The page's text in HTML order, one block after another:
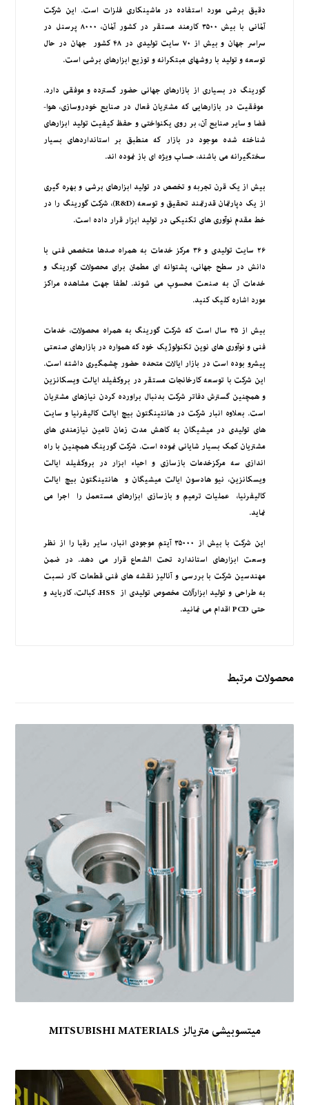
دقیق برشی مورد استفاده در ماشینکاری فلزات است. این شرکت
آلمانی با بیش ۳۵۰۰ کارمند مستقر در کشور آلمان، ۸۰۰۰ پرسنل در
سراسر جهان و بیش از ۷۰ سایت تولیدی در ۴۸ کشور جهان در حال
توسعه و تولید با روشهای مبتکرانه و توزیع ابزارهای برشی است.
گورینگ در بسیاری از بازارهای جهانی حضور گسترده و موفقی دارد.
موفقیت در بازارهایی که مشتریان فعال در صنایع خودروسازی، هوا-
فضا و سایر صنایع آن، بر روی یکنواختی و حفظ کیفیت تولید ابزارهای
شناخته شده موجود در بازار که منطبق بر استانداردهای بسیار
سختگیرانه می باشند، حساب ویژه ای باز نموده اند.
بیش از یک قرن تجربه و تخصص در تولید ابزارهای برشی و بهره گیری
از یک دپارتمان قدرتمند تحقیق و توسعه (R&D)، شرکت گورینگ را در
خط مقدم نوآوری های تکنیکی در تولید ابزار قرار داده است.
۲۶ سایت تولیدی و ۳۶ مرکز خدمات به همراه صدها متخصص فنی با
دانش در سطح جهانی، پشتوانه ای مطمئن برای محصولات گورینگ و
خدمات آن به صنعت محسوب می شوند. لطفا جهت مشاهده مراکز
مورد اشاره کلیک کنید.
بیش از ۳۵ سال است که شرکت گورینگ به همراه محصولات، خدمات
فنی و نوآوری های نوین تکنولوژیک خود که همواره در بازارهای صنعتی
پیشرو بوده است در بازار ایالات متحده حضور چشمگیری داشته است.
این شرکت با توسعه کارخانجات مستقر در بروکفیلد ایالت ویسکانزین
و همچنین گسترش دفاتر شرکت بدنبال براورده کردن نیازهای مشتریان
است. بعلاوه انبار شرکت در هانتینگتون بیچ ایالت کالیفرنیا و سایت
های تولیدی در میشیگان به کاهش مدت زمان تامین نیازمندی های
مشتریان کمک بسیار شایانی نموده است. شرکت گورینگ همچنین با راه
اندازی سه مرکزخدمات بازسازی و احیاء ابزار در بروکفیلد ایالت
ویسکانزین، نیو هادسون ایالت میشیگان و هانتینگتون بیچ ایالت
کالیفرنیا، عملیات ترمیم و بازسازی ابزارهای مستعمل را اجرا می
نماید.
این شرکت با بیش از ۳۵۰۰۰ آیتم موجودی انبار، سایر رقبا را از نظر
وسعت ابزارهای استاندارد تحت الشعاع قرار می دهد. در ضمن
مهندسین شرکت با بررسی و آنالیز نقشه های فنی قطعات کار نسبت
به طراحی و تولید ابزارآلات مخصوص تولیدی از HSS، کبالت، کارباید و
حتی PCD اقدام می نمانید.
محصولات مرتبط
میتسوبیشی متریالز MITSUBISHI MATERIALS